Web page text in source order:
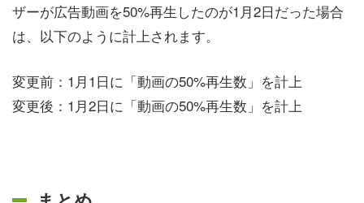
ザーが広告動画を50%再生したのが1月2日だった場合
は、以下のように計上されます。
変更前：1月1日に「動画の50%再生数」を計上
変更後：1月2日に「動画の50%再生数」を計上